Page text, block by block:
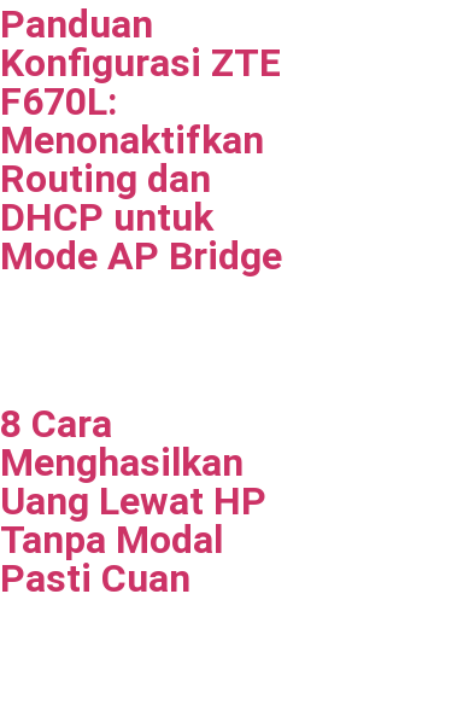
Panduan
Konfigurasi ZTE
F670L:
Menonaktifkan
Routing dan
DHCP untuk
Mode AP Bridge
8 Cara
Menghasilkan
Uang Lewat HP
Tanpa Modal
Pasti Cuan